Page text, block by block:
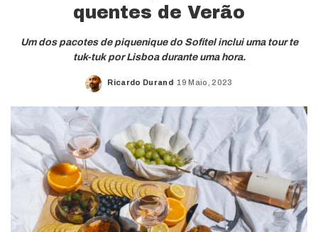
quentes de Verão
Um dos pacotes de piquenique do Sofitel inclui uma tour te
tuk-tuk por Lisboa durante uma hora.
Posted
Ricardo Durand 19 Maio, 2023